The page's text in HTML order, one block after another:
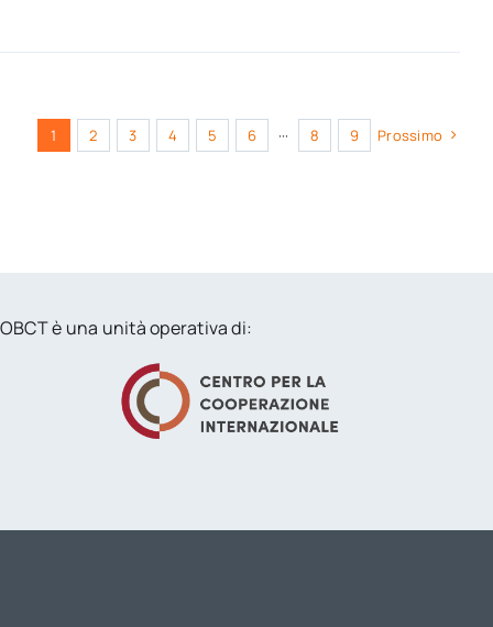
1 2 3 4 5 6 ··· 8 9 Prossimo
OBCT è una unità operativa di: